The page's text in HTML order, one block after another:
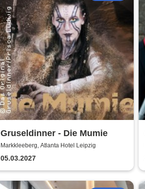
Gruseldinner - Die Mumie
Markkleeberg, Atlanta Hotel Leipzig
05.03.2027